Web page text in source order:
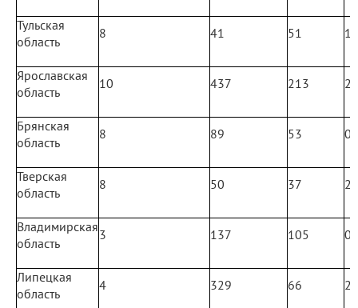
Тульская
область
8 41 51 1
Ярославская
область
10 437 213 2
Брянская
область
8 89 53 0
Тверская
область
8 50 37 2
Владимирская
область
3 137 105 0
Липецкая
область
4 329 66 2